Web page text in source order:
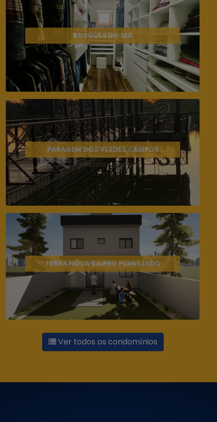
BOSQUES DO SUL
PARAGEM DOS VERDES CAMPOS
TERRA NOVA BAIRRO PLANEJADO
Ver todos os condomínios